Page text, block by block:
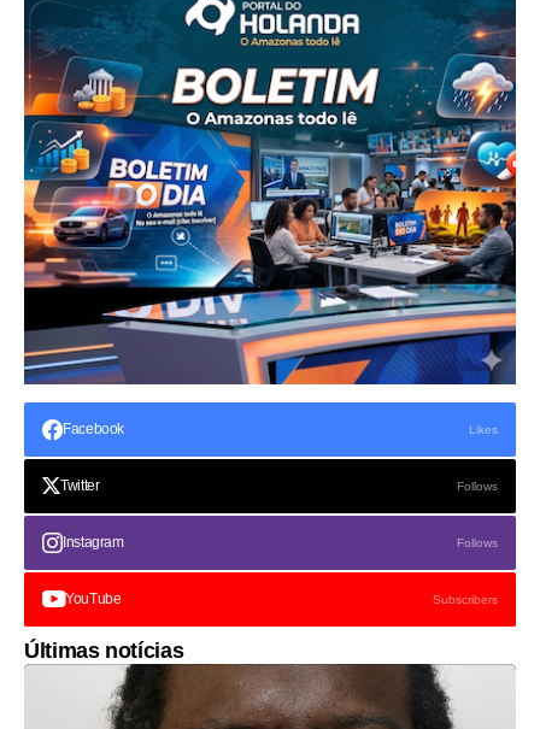
Facebook Likes
Twitter Follows
Instagram Follows
YouTube Subscribers
Últimas notícias